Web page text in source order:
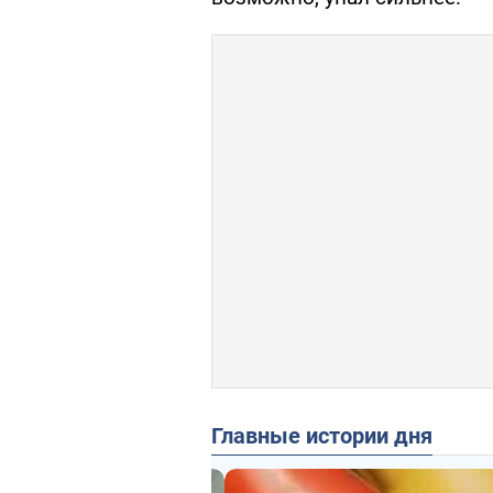
Главные истории дня